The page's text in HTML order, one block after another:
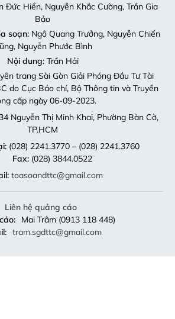
Đức Hiển, Nguyễn Khắc Cường, Trần Gia
Bảo
soạn:Ngô Quang Trưởng, Nguyễn Chiến
Nguyễn Phước Bình
Nội dung:Trần Hải
trang Sài Gòn Giải Phóng Đầu Tư Tài
do Cục Báo chí, Bộ Thông tin và Truyền
cấp ngày 06-09-2023.
Nguyễn Thị Minh Khai, Phường Bàn Cờ,
TP.HCM
(028) 2241.3770 – (028) 2241.3760
Fax:(028) 3844.0522
toasoandttc@gmail.com
Liên hệ quảng cáo
Mai Trâm (0913 118 448)
tram.sgdttc@gmail.com